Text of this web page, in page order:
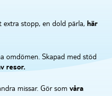
extra stopp, en dold pärla, här
omdömen. Skapad med stöd
resor.
missar. Gör som våra